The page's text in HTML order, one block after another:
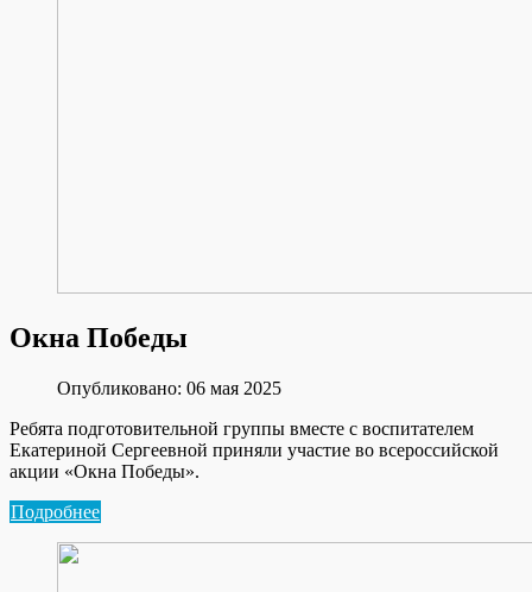
Окна Победы
Опубликовано: 06 мая 2025
Ребята подготовительной группы вместе с воспитателем
Екатериной Сергеевной приняли участие во всероссийской
акции «Окна Победы».
Подробнее